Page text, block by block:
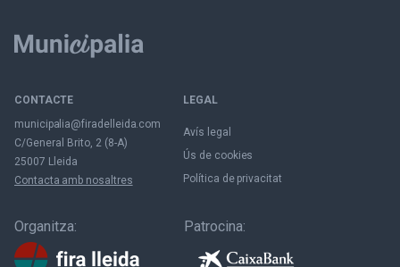
CONTACTE
municipalia@firadelleida.com
C/General Brito, 2 (8-A)
25007 Lleida
Contacta amb nosaltres
LEGAL
Avís legal
Ús de cookies
Política de privacitat
Organitza: Patrocina: